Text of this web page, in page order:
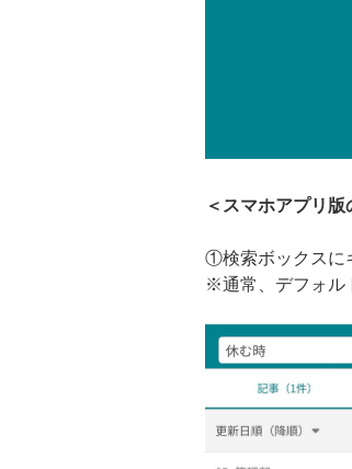
＜スマホアプリ版
①検索ボックスに
※通常、デフォル